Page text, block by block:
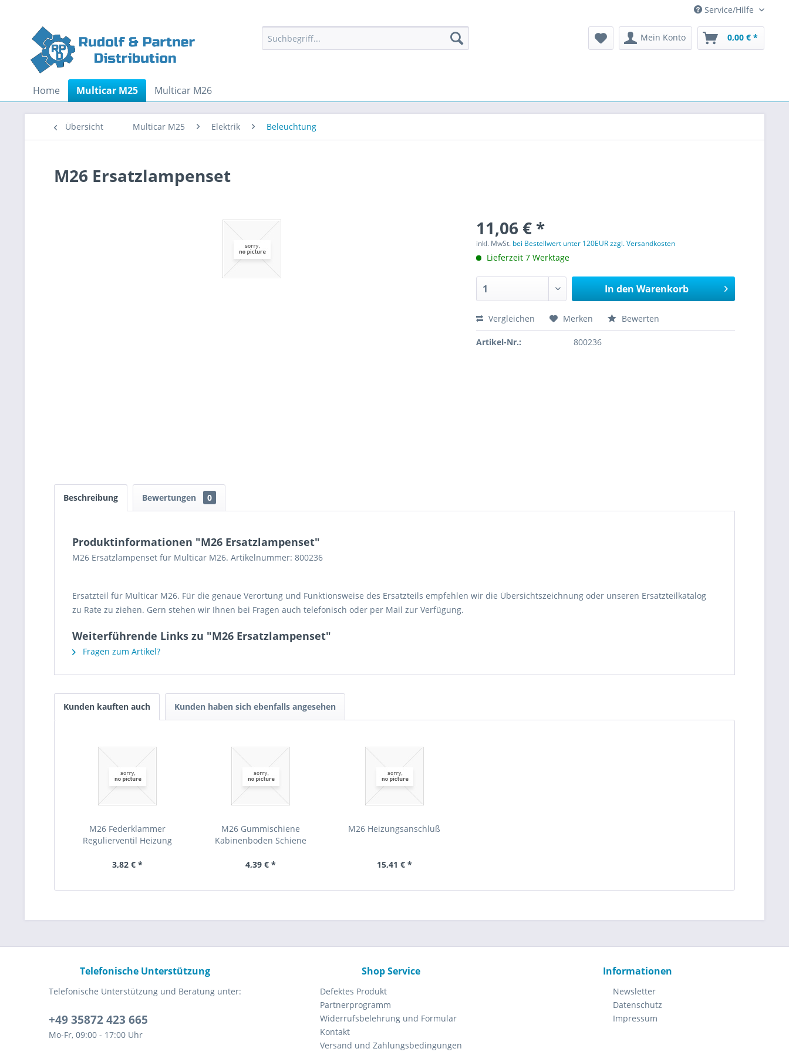
Service/Hilfe
Mein Konto 0,00 € *
Home Multicar M25 Multicar M26
Übersicht Multicar M25 Elektrik Beleuchtung
M26 Ersatzlampenset
11,06 € *
inkl. MwSt. bei Bestellwert unter 120EUR zzgl. Versandkosten
Lieferzeit 7 Werktage
In den Warenkorb
Vergleichen Merken Bewerten
Artikel-Nr.: 800236
Beschreibung Bewertungen 0
Produktinformationen "M26 Ersatzlampenset"
M26 Ersatzlampenset für Multicar M26. Artikelnummer: 800236
Ersatzteil für Multicar M26. Für die genaue Verortung und Funktionsweise des Ersatzteils empfehlen wir die Übersichtszeichnung oder unseren Ersatzteilkatalog
zu Rate zu ziehen. Gern stehen wir Ihnen bei Fragen auch telefonisch oder per Mail zur Verfügung.
Weiterführende Links zu "M26 Ersatzlampenset"
Fragen zum Artikel?
Kunden kauften auch Kunden haben sich ebenfalls angesehen
M26 Federklammer
Regulierventil Heizung
3,82 € *
M26 Gummischiene
Kabinenboden Schiene
4,39 € *
M26 Heizungsanschluß
15,41 € *
Telefonische Unterstützung
Telefonische Unterstützung und Beratung unter:
+49 35872 423 665
Mo-Fr, 09:00 - 17:00 Uhr
Shop Service
Defektes Produkt
Partnerprogramm
Widerrufsbelehrung und Formular
Kontakt
Versand und Zahlungsbedingungen
Informationen
Newsletter
Datenschutz
Impressum